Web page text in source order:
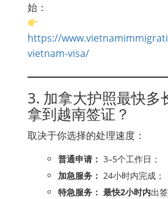
始：
https://
vietnam-visa/
3. 加拿大护照最快多
拿到越南签证？
取决于你选择的处理速度：
普通申请： 3–5个工作日；
加急服务： 24小时内完成；
特急服务： 最快2小时内出签